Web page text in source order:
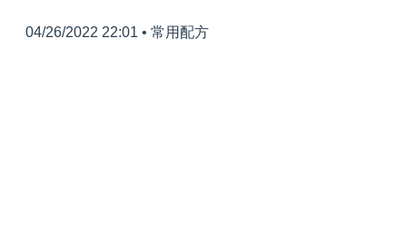
04/26/2022 22:01 • 常用配方